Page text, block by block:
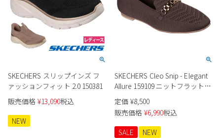
puma
GAP
EDWIN
new balance
瞬足
財布
メルマガ購買
営業日カレンダー
休業日 お問い合わせ窓口休業日
SKECHERS スリップインズ フ
ァッションフィット 2.0 150381
販売価格 ¥13,090税込
NEW
SKECHERS Cleo Snip - Elegant
Allure 159109 ニットフラットシ
ューズ
定価 ¥8,500
販売価格 ¥6,990税込
SALE
NEW